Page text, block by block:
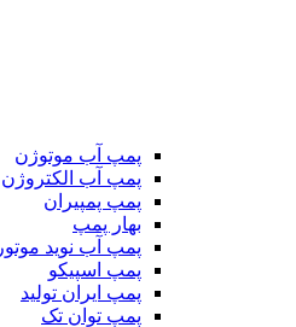
پمپ آب موتوژن
پمپ آب الکتروژن
پمپ پمپیران
بهار پمپ
پمپ آب نوید موتور
پمپ اسپیکو
پمپ ایران تولید
پمپ توان تک